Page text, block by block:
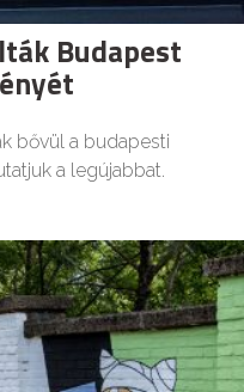
Budapest
bővül a budapesti
a legújabbat.